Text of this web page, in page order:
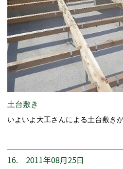
土台敷き
いよいよ大工さんによる土台敷き
16. 2011年08月25日